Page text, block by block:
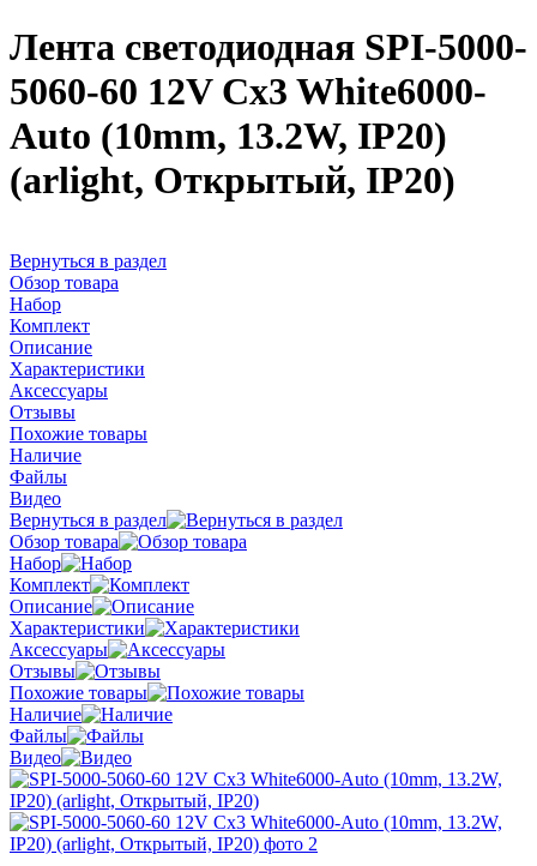
Лента светодиодная SPI-5000-
5060-60 12V Cx3 White6000-
Auto (10mm, 13.2W, IP20)
(arlight, Открытый, IP20)
Вернуться в раздел
Обзор товара
Набор
Комплект
Описание
Характеристики
Аксессуары
Отзывы
Похожие товары
Наличие
Файлы
Видео
Вернуться в раздел
Обзор товара
Набор
Комплект
Описание
Характеристики
Аксессуары
Отзывы
Похожие товары
Наличие
Файлы
Видео